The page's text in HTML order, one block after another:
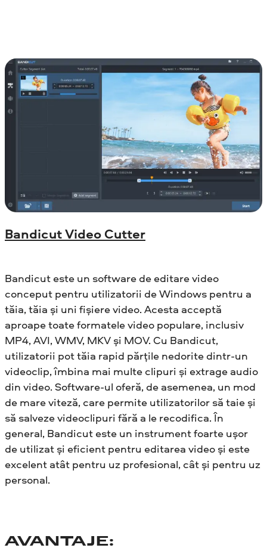
Bandicut Video Cutter
Bandicut este un software de editare video
conceput pentru utilizatorii de Windows pentru a
tăia, tăia și uni fișiere video. Acesta acceptă
aproape toate formatele video populare, inclusiv
MP4, AVI, WMV, MKV și MOV. Cu Bandicut,
utilizatorii pot tăia rapid părțile nedorite dintr-un
videoclip, îmbina mai multe clipuri și extrage audio
din video. Software-ul oferă, de asemenea, un mod
de mare viteză, care permite utilizatorilor să taie și
să salveze videoclipuri fără a le recodifica. În
general, Bandicut este un instrument foarte ușor
de utilizat și eficient pentru editarea video și este
excelent atât pentru uz profesional, cât și pentru uz
personal.
AVANTAJE: